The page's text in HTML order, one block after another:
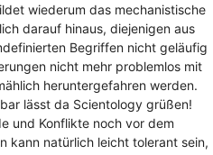
wiederum das mechanistische
darauf hinaus, diejenigen aus
Begriffen nicht geläufig
nicht mehr problemlos mit
heruntergefahren werden.
lässt da Scientology grüßen!
und Konflikte noch vor dem
kann natürlich leicht tolerant sein,